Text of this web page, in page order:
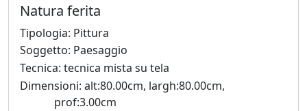
Gangheri
Matteo
Germano
Natura ferita
Tipologia: Pittura
Soggetto: Paesaggio
Tecnica: tecnica mista su tela
Dimensioni: alt:80.00cm, largh:80.00cm,
prof:3.00cm